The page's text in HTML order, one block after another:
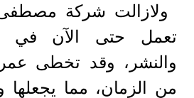
ولازالت شركة مصطفى
تعمل حتى الآن في
والنشر، وقد تخطى
من الزمان، مما